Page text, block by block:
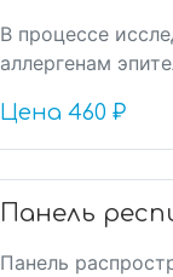
В процессе
аллергенам
Цена 460 ₽
Панель
Панель